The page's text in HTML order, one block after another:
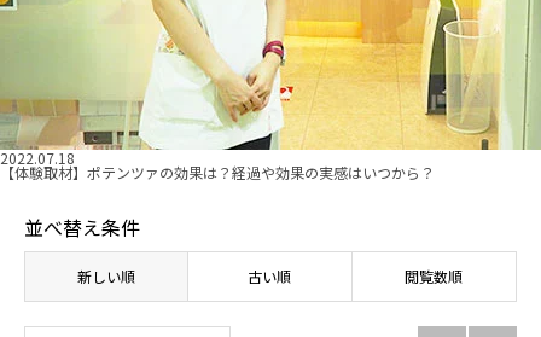
2022.07.18
【体験取材】ポテンツァの効果は？経過や効果の実感はいつから？
並べ替え条件
新しい順 古い順 閲覧数順